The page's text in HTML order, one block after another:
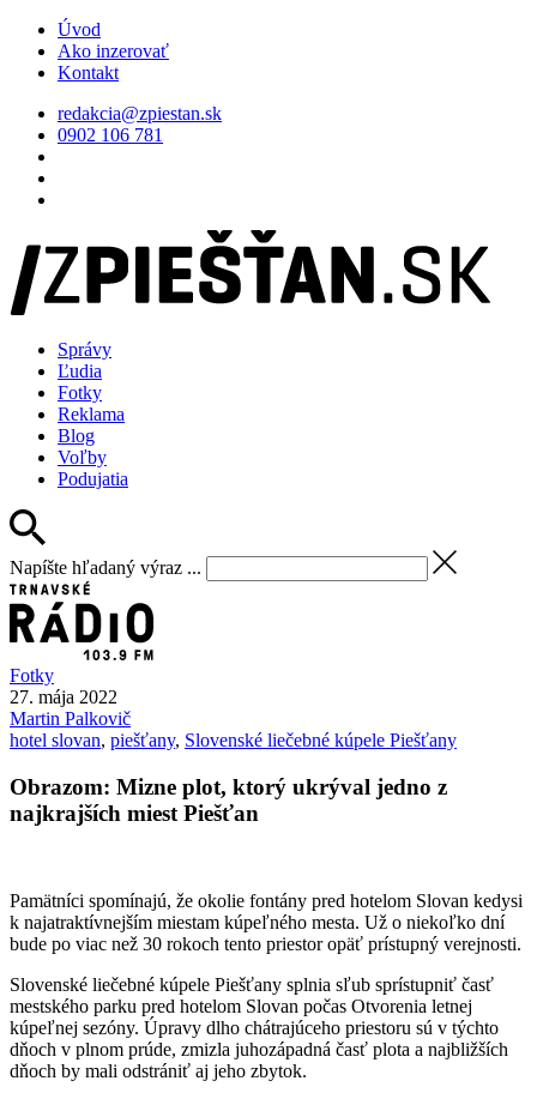
Úvod
Ako inzerovať
Kontakt
redakcia@zpiestan.sk
0902 106 781
Správy
Ľudia
Fotky
Reklama
Blog
Voľby
Podujatia
Napíšte hľadaný výraz ...
Fotky
27. mája 2022
Martin Palkovič
hotel slovan, piešťany, Slovenské liečebné kúpele Piešťany
Obrazom: Mizne plot, ktorý ukrýval jedno z
najkrajších miest Piešťan
Pamätníci spomínajú, že okolie fontány pred hotelom Slovan kedysi
k najatraktívnejším miestam kúpeľného mesta. Už o niekoľko dní
bude po viac než 30 rokoch tento priestor opäť prístupný verejnosti.
Slovenské liečebné kúpele Piešťany splnia sľub sprístupniť časť
mestského parku pred hotelom Slovan počas Otvorenia letnej
kúpeľnej sezóny. Úpravy dlho chátrajúceho priestoru sú v týchto
dňoch v plnom prúde, zmizla juhozápadná časť plota a najbližších
dňoch by mali odstrániť aj jeho zbytok.